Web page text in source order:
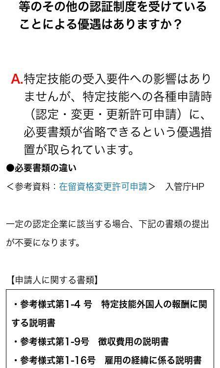
等のその他の認証制度を受けている
ことによる優遇はありますか？
A.特定技能の受入要件への影響はあり
ませんが、特定技能への各種申請時
（認定・変更・更新許可申請）に、
必要書類が省略できるという優遇措
置が取られています。
●必要書類の違い
＜参考資料： 在留資格変更許可申請＞ 入管庁HP
一定の認定企業に該当する場合、下記の書類の提出
が不要になります。
【申請人に関する書類】
・参考様式第1-4 号 特定技能外国人の報酬に関
する説明書
・参考様式第1-9号 徴収費用の説明書
・参考様式第1-16号 雇用の経緯に係る説明書